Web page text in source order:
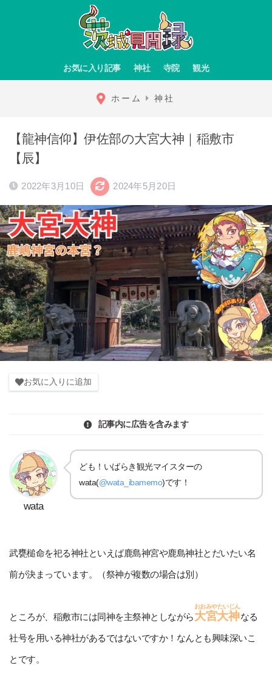
お気に入り記事 神社 寺院 観光
ホーム 神社
【龍神信仰】伊佐部の大宮大神｜稲敷市
【辰】
2022年3月10日 2024年5月20日
お気に入りに追加
記事内に広告を含みます
wata
ども！いばらき観光マイスターの
wata(@wata_ibamemo)です！
武甕槌命を祀る神社といえば鹿島神宮や鹿島神社とだいたい名
前が決まっています。（祭神が複数の場合は別）
ところが、稲敷市には同神を主祭神としながら大宮大神
おおみやたいじん
なる
社号を用いる神社があるではないですか！なんとも興味深いこ
とです。